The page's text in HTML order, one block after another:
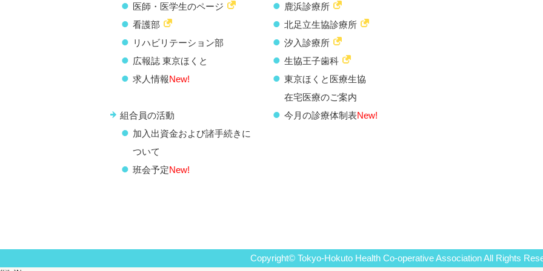
医師・医学生のページ
看護部
リハビリテーション部
広報誌 東京ほくと
求人情報New!
組合員の活動
加入出資金および諸手続きに
ついて
班会予定New!
鹿浜診療所
北足立生協診療所
汐入診療所
生協王子歯科
東京ほくと医療生協
在宅医療のご案内
今月の診療体制表New!
Copyright© Tokyo-Hokuto Health Co-operative Association All Rights